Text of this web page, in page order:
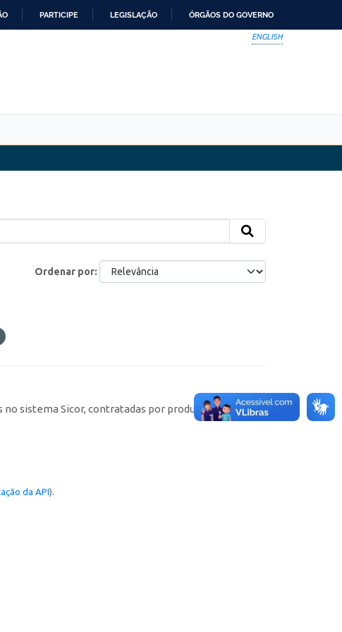
PARTICIPE LEGISLAÇÃO ÓRGÃOS DO GOVERNO
ENGLISH
Ordenar por
sistema Sicor, contratadas por produtores rurais
da API).